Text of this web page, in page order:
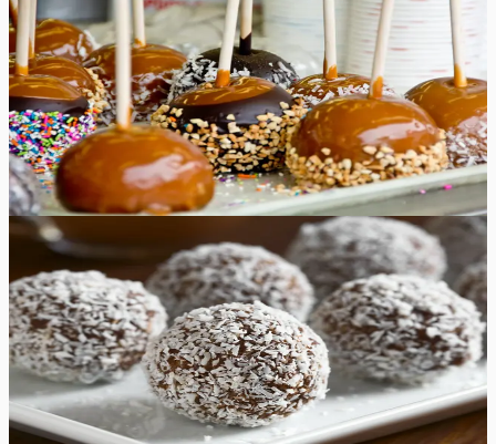
Karamelliseeritud õunad
Naudi sügismaitseid meie gurmee karamelliseeritud
õuntega – krõmpsuv ja mahlane maius, mis on kaetud
rikkaliku karamellikihiga, sobides ideaalselt hooajaliseks
maiustuseks ja südamliuks kingituseks!
30min
10tk
Lihtne
Rummipallid
Tuntud rummipallid koosnevad vaid neljast lihtsast
koostisosast ja neid on äärmiselt lihtne valmistada. Neid
ei pea küpsetama ning säilivad külmikus kuni nädala.
20min